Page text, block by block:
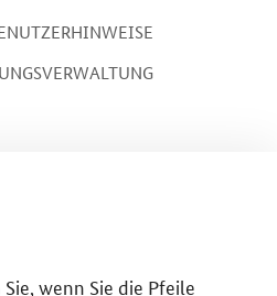
wenn Sie die Pfeile